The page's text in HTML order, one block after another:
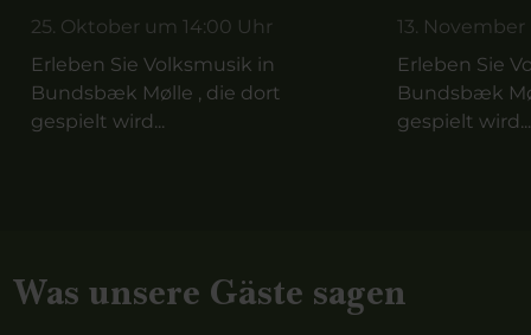
25. Oktober um 14:00 Uhr
Erleben Sie Volksmusik in
Bundsbæk Mølle , die dort
gespielt wird...
13.
Erleben Sie
Bundsbæk
gespielt wird...
Was unsere Gäste sagen